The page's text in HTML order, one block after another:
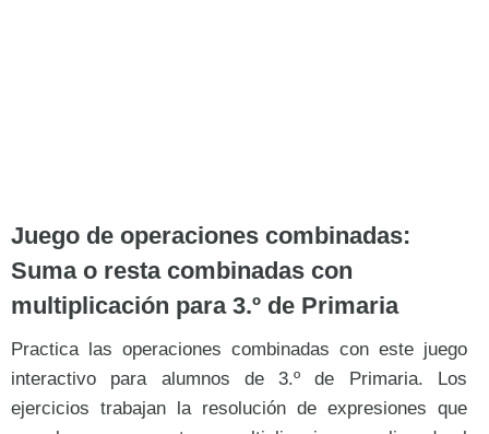
Juego de operaciones combinadas:
Suma o resta combinadas con
multiplicación para 3.º de Primaria
Practica las operaciones combinadas con este juego
interactivo para alumnos de 3.º de Primaria. Los
ejercicios trabajan la resolución de expresiones que